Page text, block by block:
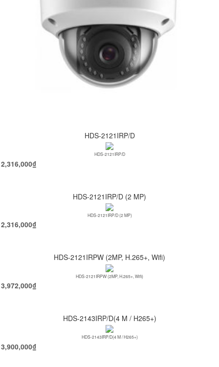
HDS-2121IRP/D
HDS-2121IRP/D
2,316,000₫
HDS-2121IRP/D (2 MP)
HDS-2121IRP/D (2 MP)
2,316,000₫
HDS-2121IRPW (2MP, H.265+, Wifi)
HDS-2121IRPW (2MP, H.265+, Wifi)
3,972,000₫
HDS-2143IRP/D(4 M / H265+)
HDS-2143IRP/D(4 M / H265+)
3,900,000₫